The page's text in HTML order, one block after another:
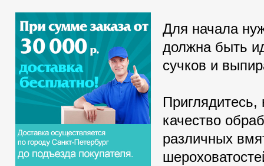
Для начала
должна быть
сучков и
качество
различных